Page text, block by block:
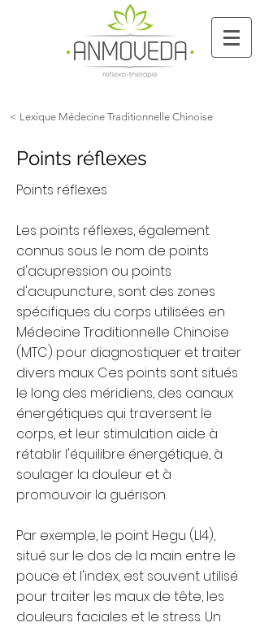
< Lexique Médecine Traditionnelle Chinoise
Points réflexes
Points réflexes
Les points réflexes, également
connus sous le nom de points
d'acupression ou points
d'acupuncture, sont des zones
spécifiques du corps utilisées en
Médecine Traditionnelle Chinoise
(MTC) pour diagnostiquer et traiter
divers maux. Ces points sont situés
le long des méridiens, des canaux
énergétiques qui traversent le
corps, et leur stimulation aide à
rétablir l'équilibre énergétique, à
soulager la douleur et à
promouvoir la guérison.
Par exemple, le point Hegu (LI4),
situé sur le dos de la main entre le
pouce et l'index, est souvent utilisé
pour traiter les maux de tête, les
douleurs faciales et le stress. Un